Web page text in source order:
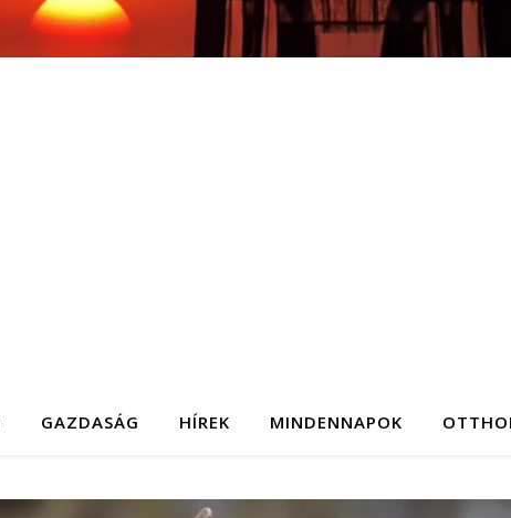
GAZDASÁG HÍREK MINDENNAPOK